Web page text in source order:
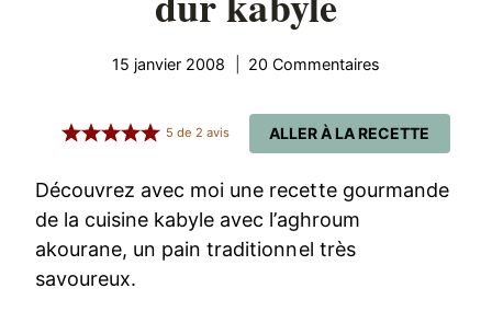
15 janvier 2008 20 Commentaires
ALLER À LA RECETTE
5 de2 avis
Découvrez avec moi une recette gourmande
de la cuisine kabyle avec l’aghroum
akourane, un pain traditionnel très
savoureux.